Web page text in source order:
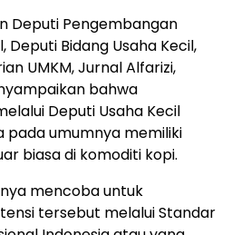
Deputi Pengembangan
Deputi Bidang Usaha Kecil,
UMKM, Jurnal Alfarizi,
bahwa
Deputi Usaha Kecil
pada umumnya memiliki
biasa di komoditi kopi.
mencoba untuk
tersebut melalui Standar